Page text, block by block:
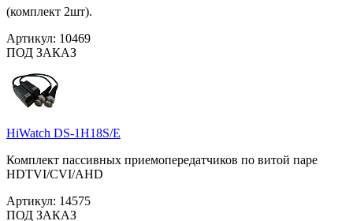
(комплект 2шт).
Артикул: 10469
ПОД ЗАКАЗ
HiWatch DS-1H18S/E
Комплект пассивных приемопередатчиков по витой паре
HDTVI/CVI/AHD
Артикул: 14575
ПОД ЗАКАЗ